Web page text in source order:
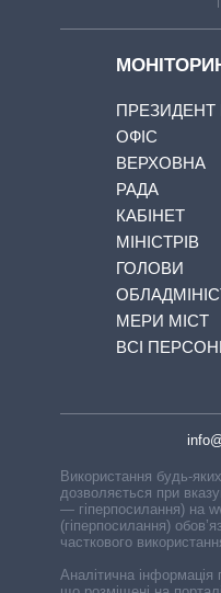
ПРЕЗИДЕНТ
ОФІС
ВЕРХОВНА
РАДА
КАБІНЕТ
МІНІСТРІВ
ГОЛОВИ
МЕРИ МІСТ
ВСІ
Використання будь-
дозволяється при
— гіперпосилання) на
(гіперпосилання)
часткового
Аналітична інформація